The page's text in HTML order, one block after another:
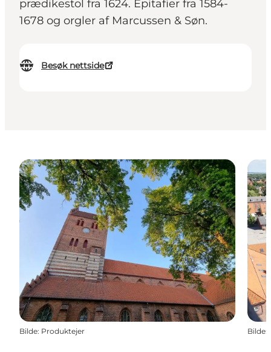
prædikestol fra 1624. Epitafier fra 1584-
1678 og orgler af Marcussen & Søn.
Besøk nettside
Bilde: Produktejer Bilde: